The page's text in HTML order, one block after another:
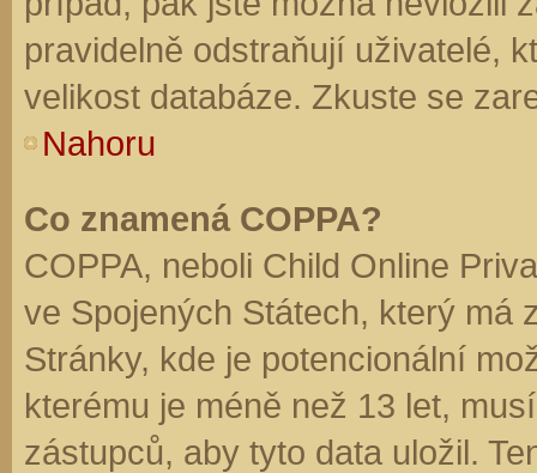
pravidelně odstraňují uživatelé,
velikost databáze. Zkuste se
Nahoru
Co znamená COPPA?
COPPA, neboli Child Online
ve Spojených Státech, který má
Stránky, kde je potencionální
kterému je méně než 13 let,
zástupců, aby tyto data uložil.